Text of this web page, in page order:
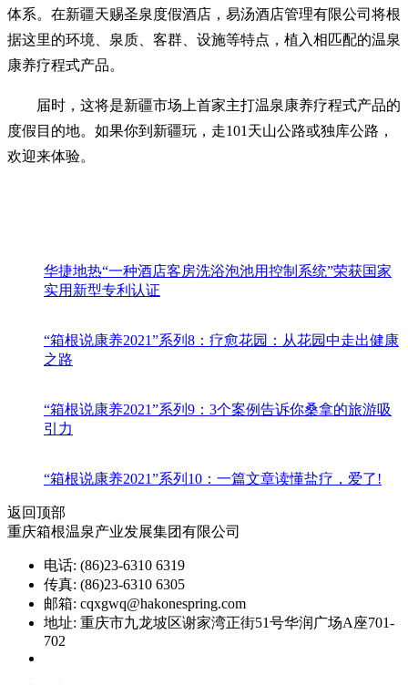
体系。在新疆天赐圣泉度假酒店，易汤酒店管理有限公司将根
据这里的环境、泉质、客群、设施等特点，植入相匹配的温泉
康养疗程式产品。
届时，这将是新疆市场上首家主打温泉康养疗程式产品的
度假目的地。如果你到新疆玩，走101天山公路或独库公路，
欢迎来体验。
华捷地热“一种酒店客房洗浴泡池用控制系统”荣获国家
实用新型专利认证
“箱根说康养2021”系列8：疗愈花园：从花园中走出健康
之路
“箱根说康养2021”系列9：3个案例告诉你桑拿的旅游吸
引力
“箱根说康养2021”系列10：一篇文章读懂盐疗，爱了!
返回顶部
重庆箱根温泉产业发展集团有限公司
电话: (86)23-6310 6319
传真: (86)23-6310 6305
邮箱: cqxgwq@hakonespring.com
地址: 重庆市九龙坡区谢家湾正街51号华润广场A座701-
702